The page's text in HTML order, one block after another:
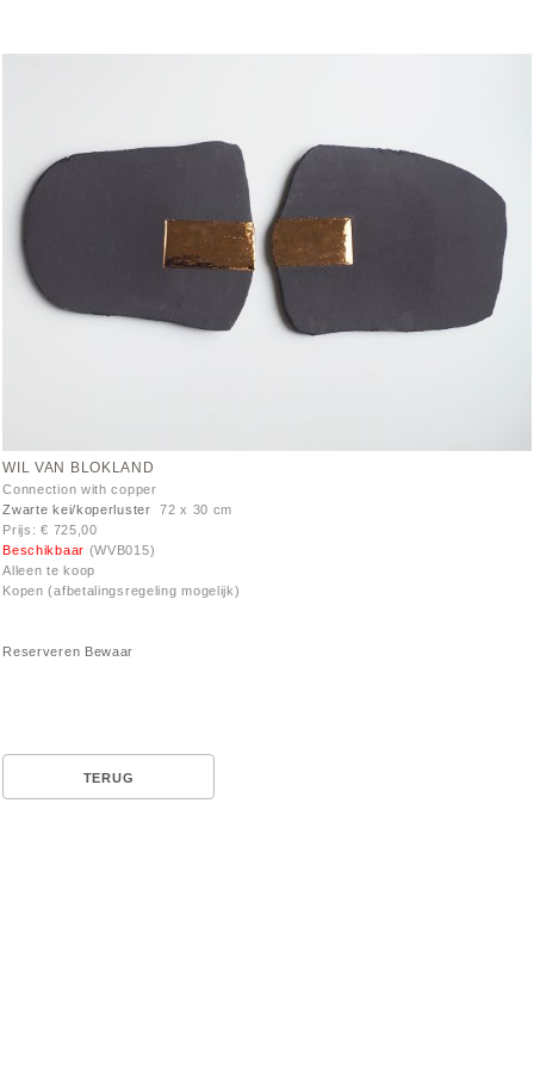
WIL VAN BLOKLAND
Connection with copper
Zwarte kei/koperluster 72 x 30 cm
Prijs: € 725,00
Beschikbaar (WVB015)
Alleen te koop
Kopen (afbetalingsregeling mogelijk)
Reserveren Bewaar
TERUG